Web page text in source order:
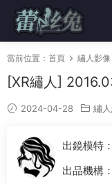
當前位置： 首頁 繡人影像
[XR繡人]
2024-04-28 繡
出鏡模特：
出品機構：